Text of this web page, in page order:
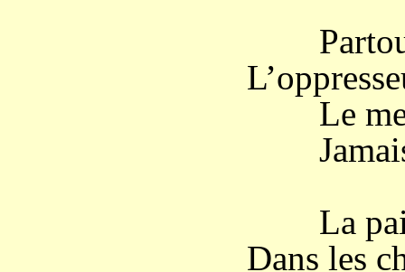
Partout
Le
Jamais,
La paix
Dans les